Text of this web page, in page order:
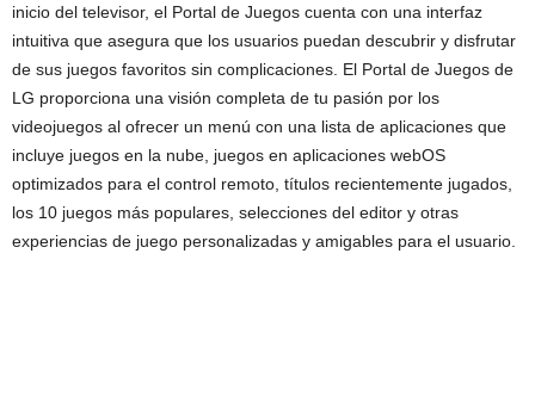
inicio del televisor, el Portal de Juegos cuenta con una interfaz
intuitiva que asegura que los usuarios puedan descubrir y disfrutar
de sus juegos favoritos sin complicaciones. El Portal de Juegos de
LG proporciona una visión completa de tu pasión por los
videojuegos al ofrecer un menú con una lista de aplicaciones que
incluye juegos en la nube, juegos en aplicaciones webOS
optimizados para el control remoto, títulos recientemente jugados,
los 10 juegos más populares, selecciones del editor y otras
experiencias de juego personalizadas y amigables para el usuario.